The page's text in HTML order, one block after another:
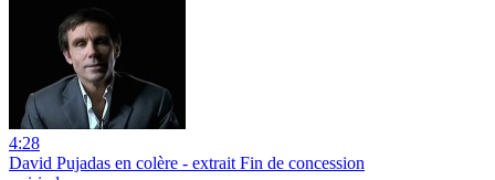
4:28
David Pujadas en colère - extrait Fin de concession